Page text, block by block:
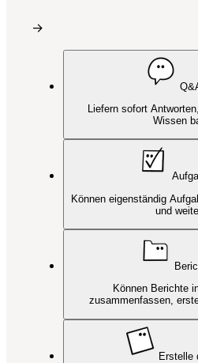
→
Liefern sofort
Wissen
Können eigenständig
und
Können Berichte
zusammenfassen,
Erstelle